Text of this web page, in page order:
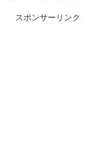
スポンサーリンク